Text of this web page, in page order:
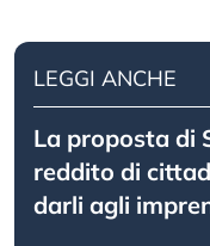
LEGGI ANCHE
La proposta di
reddito di
darli agli